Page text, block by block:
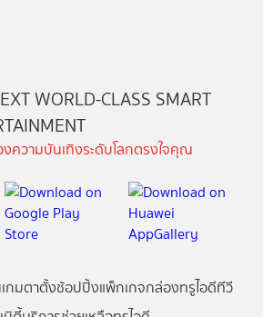
WORLD-CLASS SMART
ความบันเทิงระดับโลกตรงใจคุณ
เกมตาตั้งช้อปปิ้งแพ็กเกจกล่องทรูไอดีทีวี